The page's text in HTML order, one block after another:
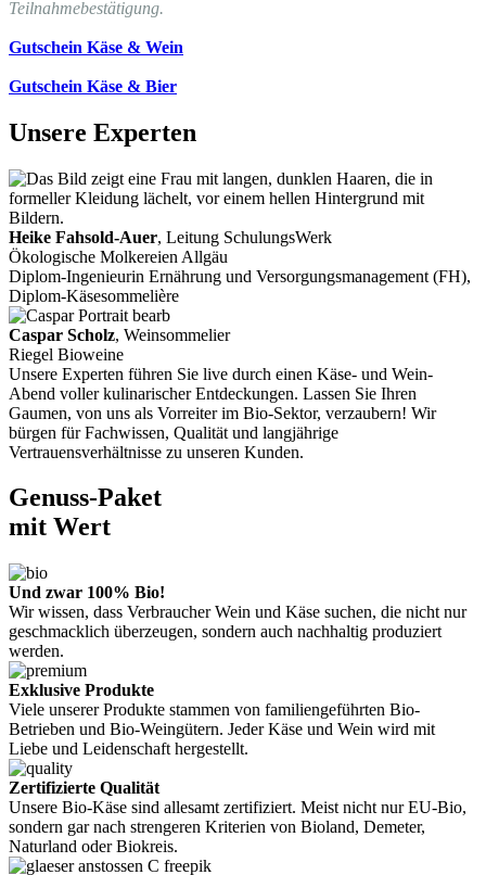
Teilnahmebestätigung.
Gutschein Käse & Wein
Gutschein Käse & Bier
Unsere Experten
Heike Fahsold-Auer, Leitung SchulungsWerk
Ökologische Molkereien Allgäu
Diplom-Ingenieurin Ernährung und Versorgungsmanagement (FH),
Diplom-Käsesommelière
Caspar Scholz, Weinsommelier
Riegel Bioweine
Unsere Experten führen Sie live durch einen Käse- und Wein-
Abend voller kulinarischer Entdeckungen. Lassen Sie Ihren
Gaumen, von uns als Vorreiter im Bio-Sektor, verzaubern! Wir
bürgen für Fachwissen, Qualität und langjährige
Vertrauensverhältnisse zu unseren Kunden.
Genuss-Paket
mit Wert
Und zwar 100% Bio!
Wir wissen, dass Verbraucher Wein und Käse suchen, die nicht nur
geschmacklich überzeugen, sondern auch nachhaltig produziert
werden.
Exklusive Produkte
Viele unserer Produkte stammen von familiengeführten Bio-
Betrieben und Bio-Weingütern. Jeder Käse und Wein wird mit
Liebe und Leidenschaft hergestellt.
Zertifizierte Qualität
Unsere Bio-Käse sind allesamt zertifiziert. Meist nicht nur EU-Bio,
sondern gar nach strengeren Kriterien von Bioland, Demeter,
Naturland oder Biokreis.